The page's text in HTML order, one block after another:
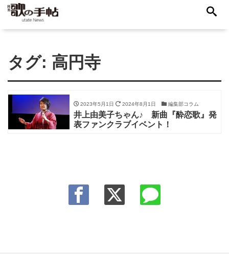
タグ: 高円寺
2023年5月1日 2024年8月1日 編集部コラム
井上由美子ちゃん♪ 新曲『酔恋歌』発
表ファンクラブイベント！